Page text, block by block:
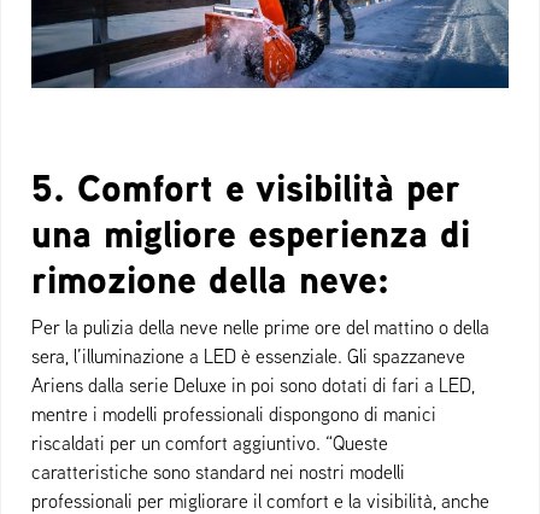
5. Comfort e visibilità per
una migliore esperienza di
rimozione della neve:
Per la pulizia della neve nelle prime ore del mattino o della
sera, l’illuminazione a LED è essenziale. Gli spazzaneve
Ariens dalla serie Deluxe in poi sono dotati di fari a LED,
mentre i modelli professionali dispongono di manici
riscaldati per un comfort aggiuntivo. “Queste
caratteristiche sono standard nei nostri modelli
professionali per migliorare il comfort e la visibilità, anche